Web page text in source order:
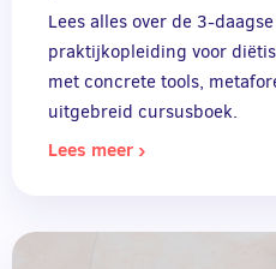
Lees alles over de 3-
praktijkopleiding voor
met concrete tools,
uitgebreid cursusboek.
Lees meer ›